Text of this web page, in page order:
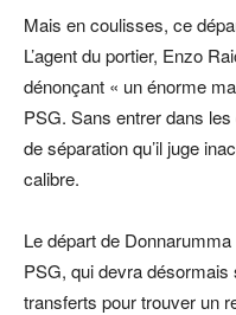
Mais en coulisses, ce
L’agent du portier, Enzo
dénonçant « un énorme
PSG. Sans entrer dans
de séparation qu’il juge
calibre.
Le départ de
PSG, qui devra
transferts pour trouver un